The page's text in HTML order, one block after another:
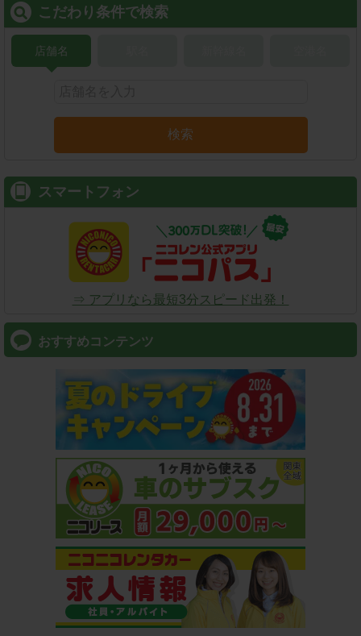
こだわり条件で検索
店舗名
検索
スマートフォン
⇒ アプリなら最短3分スピード出発！
おすすめコンテンツ